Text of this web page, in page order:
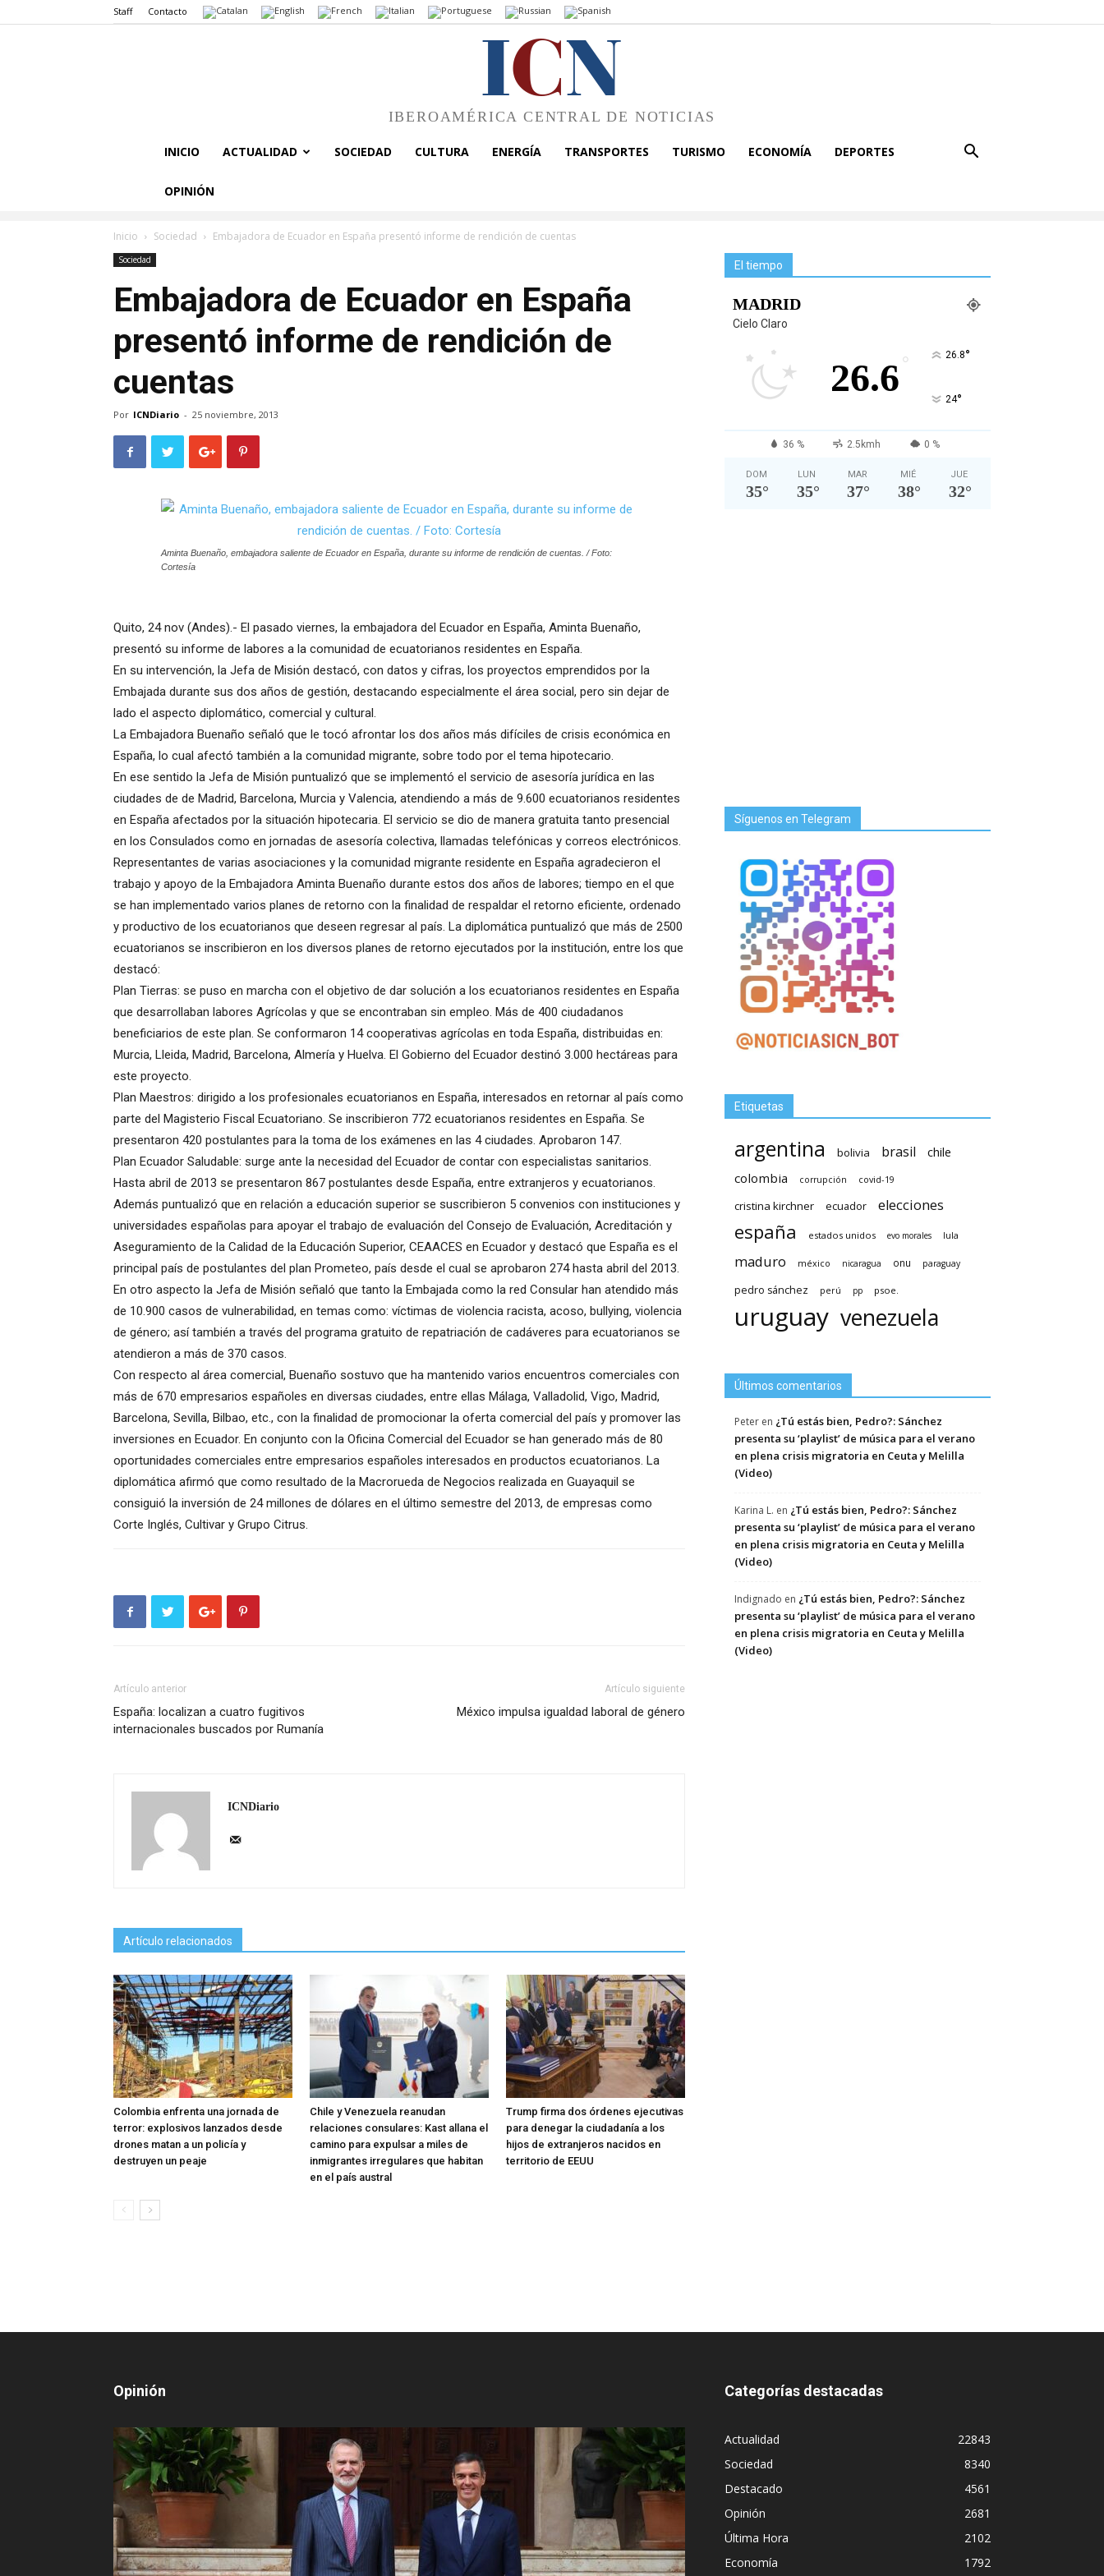
Staff Contacto
ICN
IBEROAMÉRICA CENTRAL DE NOTICIAS
INICIO ACTUALIDAD SOCIEDAD CULTURA ENERGÍA TRANSPORTES TURISMO ECONOMÍA DEPORTES
OPINIÓN
Inicio Sociedad Embajadora de Ecuador en España presentó informe de rendición de cuentas
Sociedad
Embajadora de Ecuador en España
presentó informe de rendición de
cuentas
Por ICNDiario - 25 noviembre, 2013
Aminta Buenaño, embajadora saliente de Ecuador en España, durante su informe de rendición de cuentas. / Foto:
Cortesía
Quito, 24 nov (Andes).- El pasado viernes, la embajadora del Ecuador en España, Aminta Buenaño,
presentó su informe de labores a la comunidad de ecuatorianos residentes en España.
En su intervención, la Jefa de Misión destacó, con datos y cifras, los proyectos emprendidos por la
Embajada durante sus dos años de gestión, destacando especialmente el área social, pero sin dejar de
lado el aspecto diplomático, comercial y cultural.
La Embajadora Buenaño señaló que le tocó afrontar los dos años más difíciles de crisis económica en
España, lo cual afectó también a la comunidad migrante, sobre todo por el tema hipotecario.
En ese sentido la Jefa de Misión puntualizó que se implementó el servicio de asesoría jurídica en las
ciudades de de Madrid, Barcelona, Murcia y Valencia, atendiendo a más de 9.600 ecuatorianos residentes
en España afectados por la situación hipotecaria. El servicio se dio de manera gratuita tanto presencial
en los Consulados como en jornadas de asesoría colectiva, llamadas telefónicas y correos electrónicos.
Representantes de varias asociaciones y la comunidad migrante residente en España agradecieron el
trabajo y apoyo de la Embajadora Aminta Buenaño durante estos dos años de labores; tiempo en el que
se han implementado varios planes de retorno con la finalidad de respaldar el retorno eficiente, ordenado
y productivo de los ecuatorianos que deseen regresar al país. La diplomática puntualizó que más de 2500
ecuatorianos se inscribieron en los diversos planes de retorno ejecutados por la institución, entre los que
destacó:
Plan Tierras: se puso en marcha con el objetivo de dar solución a los ecuatorianos residentes en España
que desarrollaban labores Agrícolas y que se encontraban sin empleo. Más de 400 ciudadanos
beneficiarios de este plan. Se conformaron 14 cooperativas agrícolas en toda España, distribuidas en:
Murcia, Lleida, Madrid, Barcelona, Almería y Huelva. El Gobierno del Ecuador destinó 3.000 hectáreas para
este proyecto.
Plan Maestros: dirigido a los profesionales ecuatorianos en España, interesados en retornar al país como
parte del Magisterio Fiscal Ecuatoriano. Se inscribieron 772 ecuatorianos residentes en España. Se
presentaron 420 postulantes para la toma de los exámenes en las 4 ciudades. Aprobaron 147.
Plan Ecuador Saludable: surge ante la necesidad del Ecuador de contar con especialistas sanitarios.
Hasta abril de 2013 se presentaron 867 postulantes desde España, entre extranjeros y ecuatorianos.
Además puntualizó que en relación a educación superior se suscribieron 5 convenios con instituciones y
universidades españolas para apoyar el trabajo de evaluación del Consejo de Evaluación, Acreditación y
Aseguramiento de la Calidad de la Educación Superior, CEAACES en Ecuador y destacó que España es el
principal país de postulantes del plan Prometeo, país desde el cual se aprobaron 274 hasta abril del 2013.
En otro aspecto la Jefa de Misión señaló que tanto la Embajada como la red Consular han atendido más
de 10.900 casos de vulnerabilidad, en temas como: víctimas de violencia racista, acoso, bullying, violencia
de género; así también a través del programa gratuito de repatriación de cadáveres para ecuatorianos se
atendieron a más de 370 casos.
Con respecto al área comercial, Buenaño sostuvo que ha mantenido varios encuentros comerciales con
más de 670 empresarios españoles en diversas ciudades, entre ellas Málaga, Valladolid, Vigo, Madrid,
Barcelona, Sevilla, Bilbao, etc., con la finalidad de promocionar la oferta comercial del país y promover las
inversiones en Ecuador. En conjunto con la Oficina Comercial del Ecuador se han generado más de 80
oportunidades comerciales entre empresarios españoles interesados en productos ecuatorianos. La
diplomática afirmó que como resultado de la Macrorueda de Negocios realizada en Guayaquil se
consiguió la inversión de 24 millones de dólares en el último semestre del 2013, de empresas como
Corte Inglés, Cultivar y Grupo Citrus.
Artículo anterior
España: localizan a cuatro fugitivos
internacionales buscados por Rumanía
Artículo siguiente
México impulsa igualdad laboral de género
ICNDiario
Artículo relacionados
Colombia enfrenta una jornada de
terror: explosivos lanzados desde
drones matan a un policía y
destruyen un peaje
Chile y Venezuela reanudan
relaciones consulares: Kast allana el
camino para expulsar a miles de
inmigrantes irregulares que habitan
en el país austral
Trump firma dos órdenes ejecutivas
para denegar la ciudadanía a los
hijos de extranjeros nacidos en
territorio de EEUU
El tiempo
MADRID
Cielo Claro
26.6 ° 26.8°
24°
36 % 2.5kmh 0 %
DOM
35°
LUN
35°
MAR
37°
MIÉ
38°
JUE
32°
Síguenos en Telegram
Etiquetas
argentina bolivia brasil
chile
colombia
corrupción covid-19
cristina kirchner ecuador elecciones
españa estados unidos evo morales lula
maduro méxico nicaragua onu paraguay
pedro sánchez perú pp psoe.
uruguay venezuela
Últimos comentarios
Peter en ¿Tú estás bien, Pedro?: Sánchez
presenta su ‘playlist’ de música para el verano
en plena crisis migratoria en Ceuta y Melilla
(Video)
Karina L. en ¿Tú estás bien, Pedro?: Sánchez
presenta su ‘playlist’ de música para el verano
en plena crisis migratoria en Ceuta y Melilla
(Video)
Indignado en ¿Tú estás bien, Pedro?: Sánchez
presenta su ‘playlist’ de música para el verano
en plena crisis migratoria en Ceuta y Melilla
(Video)
Opinión Categorías destacadas
Actualidad
22843
Sociedad
8340
Destacado
4561
Opinión
2681
Última Hora
2102
Economía
1792